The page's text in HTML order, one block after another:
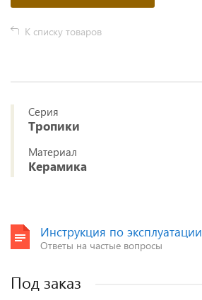
К списку товаров
Серия
Тропики
Материал
Керамика
Инструкция по эксплуатации
Ответы на частые вопросы
Под заказ